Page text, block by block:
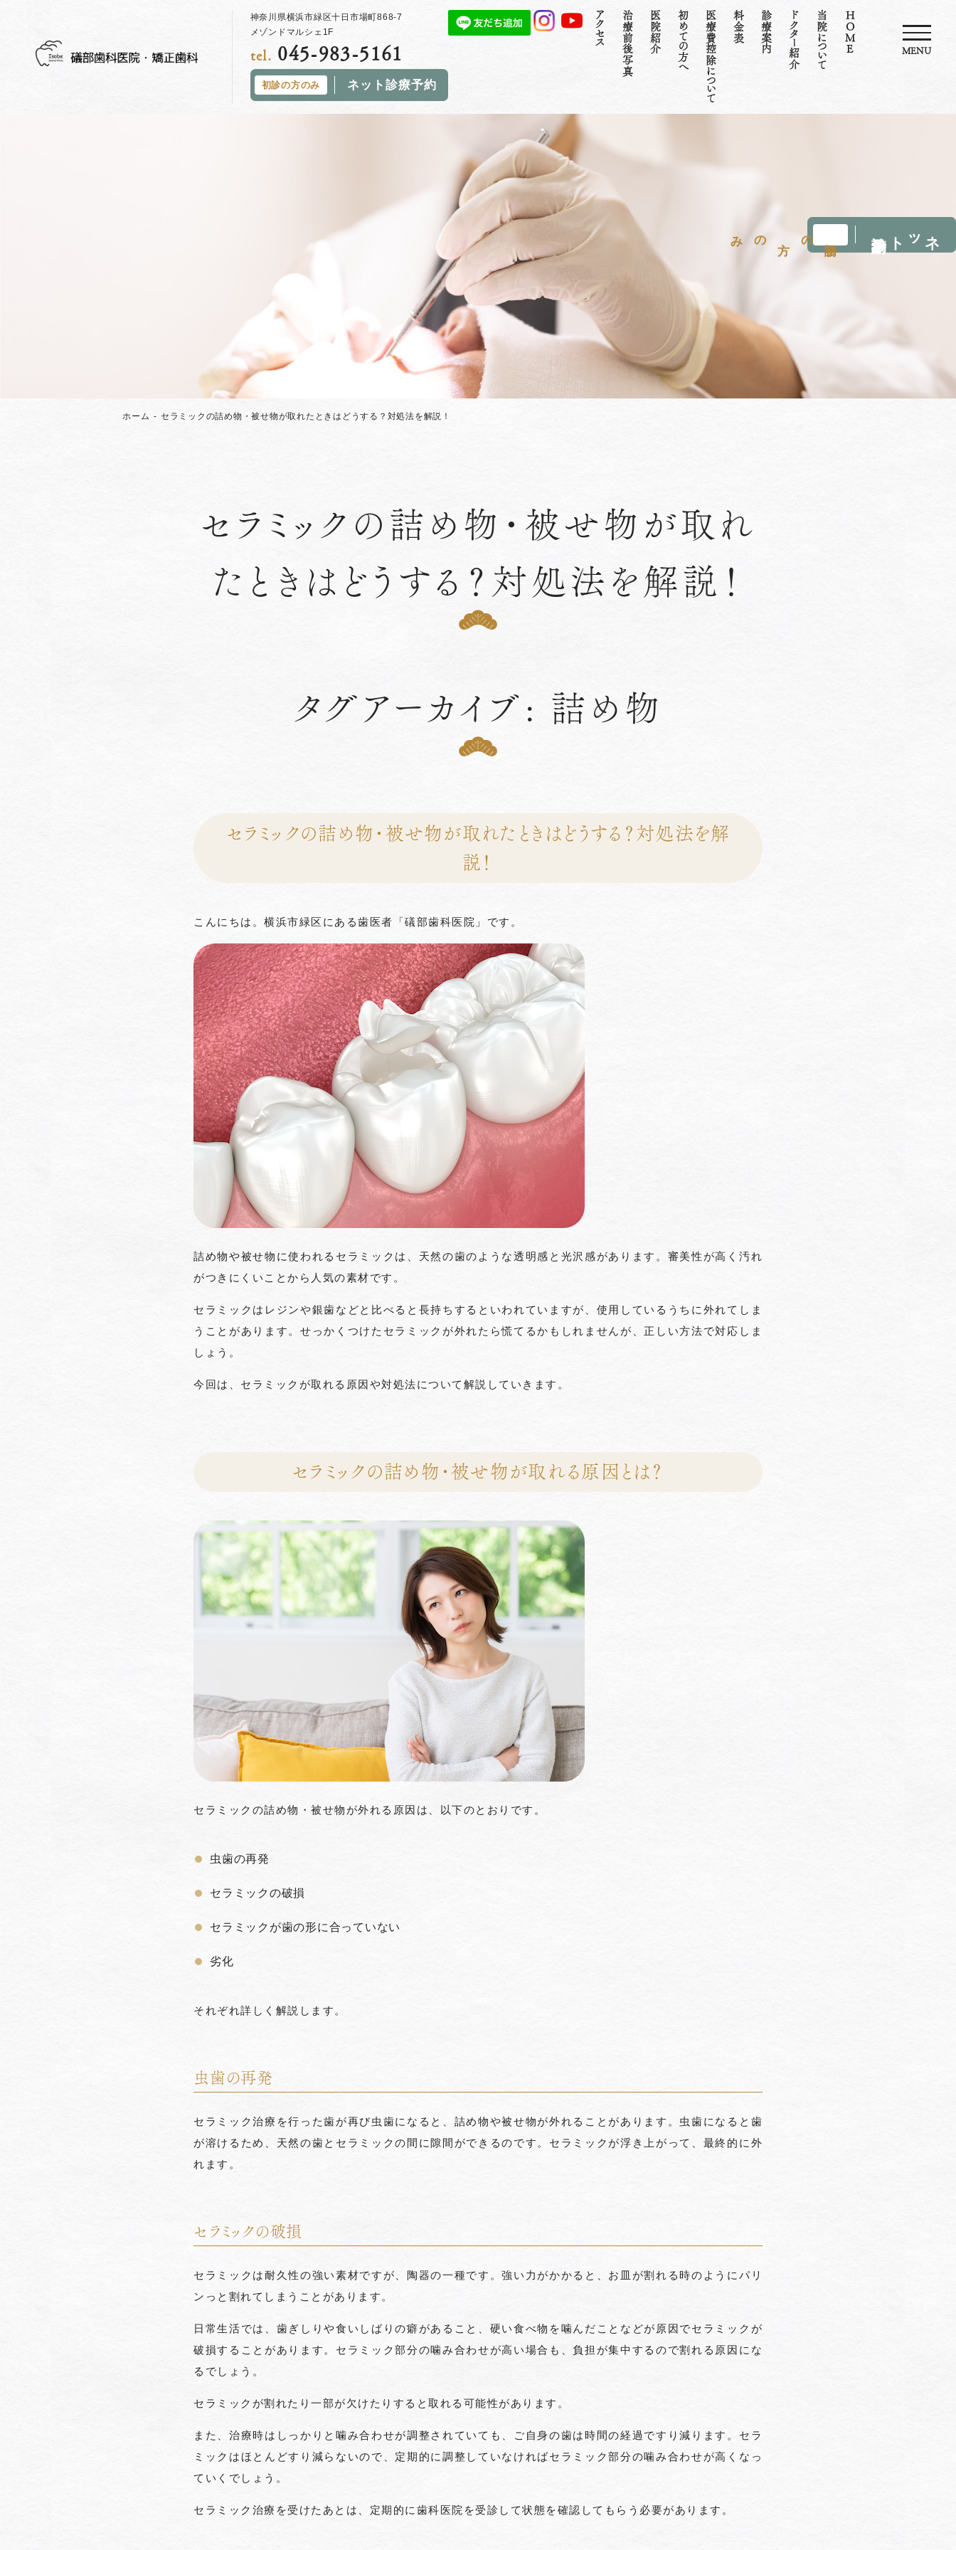
の
のみ
MENU
HOME
当院について
ドクター紹介
診療案内
料金表
医療費控除について
初めての方へ
医院紹介
治療前後写真
アクセス
神奈川県横浜市緑区十日市場町868-7
メゾンドマルシェ1F
tel. 045-983-5161
初診の方のみ ネット診療予約
ホーム セラミックの詰め物・被せ物が取れたときはどうする？対処法を解説！
セラミックの詰め物・被せ物が取れ
たときはどうする？対処法を解説！
タグアーカイブ: 詰め物
セラミックの詰め物・被せ物が取れたときはどうする？対処法を解
説！
こんにちは。横浜市緑区にある歯医者「礒部歯科医院」です。
詰め物や被せ物に使われるセラミックは、天然の歯のような透明感と光沢感があります。審美性が高く汚れ
がつきにくいことから人気の素材です。
セラミックはレジンや銀歯などと比べると長持ちするといわれていますが、使用しているうちに外れてしま
うことがあります。せっかくつけたセラミックが外れたら慌てるかもしれませんが、正しい方法で対応しま
しょう。
今回は、セラミックが取れる原因や対処法について解説していきます。
セラミックの詰め物・被せ物が取れる原因とは？
セラミックの詰め物・被せ物が外れる原因は、以下のとおりです。
虫歯の再発
セラミックの破損
セラミックが歯の形に合っていない
劣化
それぞれ詳しく解説します。
虫歯の再発
セラミック治療を行った歯が再び虫歯になると、詰め物や被せ物が外れることがあります。虫歯になると歯
が溶けるため、天然の歯とセラミックの間に隙間ができるのです。セラミックが浮き上がって、最終的に外
れます。
セラミックの破損
セラミックは耐久性の強い素材ですが、陶器の一種です。強い力がかかると、お皿が割れる時のようにパリ
ンっと割れてしまうことがあります。
日常生活では、歯ぎしりや食いしばりの癖があること、硬い食べ物を噛んだことなどが原因でセラミックが
破損することがあります。セラミック部分の噛み合わせが高い場合も、負担が集中するので割れる原因にな
るでしょう。
セラミックが割れたり一部が欠けたりすると取れる可能性があります。
また、治療時はしっかりと噛み合わせが調整されていても、ご自身の歯は時間の経過ですり減ります。セラ
ミックはほとんどすり減らないので、定期的に調整していなければセラミック部分の噛み合わせが高くなっ
ていくでしょう。
セラミック治療を受けたあとは、定期的に歯科医院を受診して状態を確認してもらう必要があります。